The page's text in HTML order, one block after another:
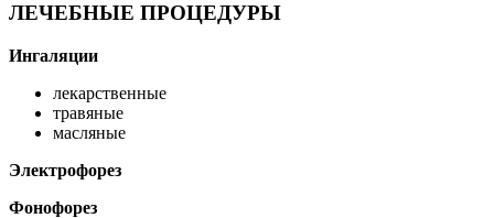
ЛЕЧЕБНЫЕ ПРОЦЕДУРЫ
Ингаляции
лекарственные
травяные
масляные
Электрофорез
Фонофорез